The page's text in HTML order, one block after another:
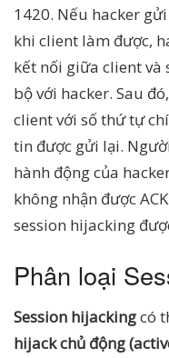
1420. Nếu hacker
khi client làm được,
kết nối giữa client và
bộ với hacker. Sau
client với số thứ tự
tin được gửi lại.
hành động của
không nhận được
session hijacking
Phân loại
Session hijackingcó
hijack chủ động